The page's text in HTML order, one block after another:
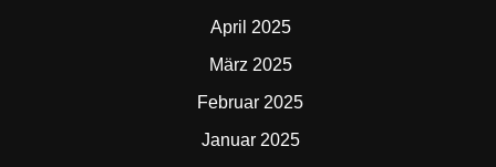
April 2025
März 2025
Februar 2025
Januar 2025